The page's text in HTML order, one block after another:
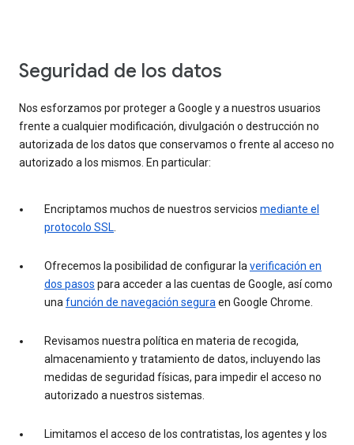
Seguridad de los datos
Nos esforzamos por proteger a Google y a nuestros usuarios
frente a cualquier modificación, divulgación o destrucción no
autorizada de los datos que conservamos o frente al acceso no
autorizado a los mismos. En particular:
Encriptamos muchos de nuestros servicios mediante el
protocolo SSL.
Ofrecemos la posibilidad de configurar laverificación en
dos pasos para acceder a las cuentas de Google, así como
unafunción de navegación seguraen Google Chrome.
Revisamos nuestra política en materia de recogida,
almacenamiento y tratamiento de datos, incluyendo las
medidas de seguridad físicas, para impedir el acceso no
autorizado a nuestros sistemas.
Limitamos el acceso de los contratistas, los agentes y los